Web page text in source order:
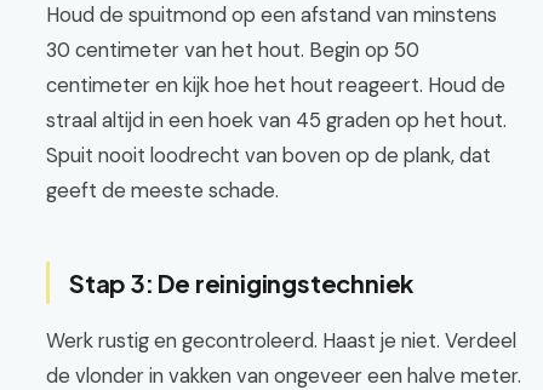
Houd de spuitmond op een afstand van minstens
30 centimeter van het hout. Begin op 50
centimeter en kijk hoe het hout reageert. Houd de
straal altijd in een hoek van 45 graden op het hout.
Spuit nooit loodrecht van boven op de plank, dat
geeft de meeste schade.
Stap 3: De reinigingstechniek
Werk rustig en gecontroleerd. Haast je niet. Verdeel
de vlonder in vakken van ongeveer een halve meter.